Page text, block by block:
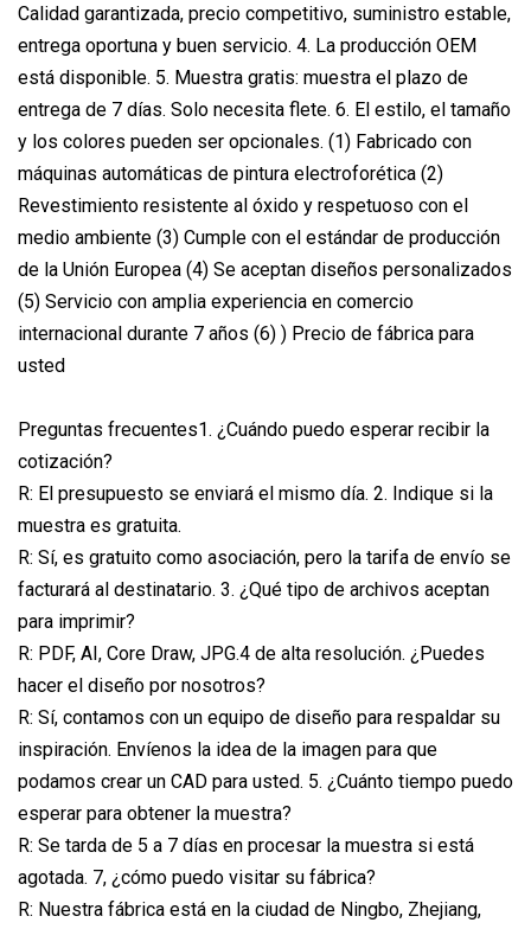
Calidad garantizada, precio competitivo, suministro estable,
entrega oportuna y buen servicio. 4. La producción OEM
está disponible. 5. Muestra gratis: muestra el plazo de
entrega de 7 días. Solo necesita flete. 6. El estilo, el tamaño
y los colores pueden ser opcionales. (1) Fabricado con
máquinas automáticas de pintura electroforética (2)
Revestimiento resistente al óxido y respetuoso con el
medio ambiente (3) Cumple con el estándar de producción
de la Unión Europea (4) Se aceptan diseños personalizados
(5) Servicio con amplia experiencia en comercio
internacional durante 7 años (6) ) Precio de fábrica para
usted
Preguntas frecuentes1. ¿Cuándo puedo esperar recibir la
cotización?
R: El presupuesto se enviará el mismo día. 2. Indique si la
muestra es gratuita.
R: Sí, es gratuito como asociación, pero la tarifa de envío se
facturará al destinatario. 3. ¿Qué tipo de archivos aceptan
para imprimir?
R: PDF, AI, Core Draw, JPG.4 de alta resolución. ¿Puedes
hacer el diseño por nosotros?
R: Sí, contamos con un equipo de diseño para respaldar su
inspiración. Envíenos la idea de la imagen para que
podamos crear un CAD para usted. 5. ¿Cuánto tiempo puedo
esperar para obtener la muestra?
R: Se tarda de 5 a 7 días en procesar la muestra si está
agotada. 7, ¿cómo puedo visitar su fábrica?
R: Nuestra fábrica está en la ciudad de Ningbo, Zhejiang,